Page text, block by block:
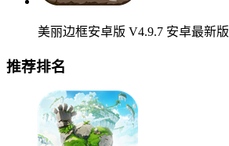
美丽边框安卓版 V4.9.7 安卓最新版
推荐排名